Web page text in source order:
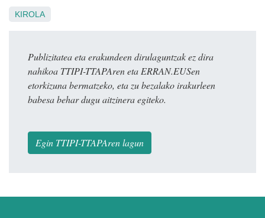
KIROLA
Publizitatea eta erakundeen dirulaguntzak ez dira
nahikoa TTIPI-TTAPAren eta ERRAN.EUSen
etorkizuna bermatzeko, eta zu bezalako irakurleen
babesa behar dugu aitzinera egiteko.
Egin TTIPI-TTAPAren lagun